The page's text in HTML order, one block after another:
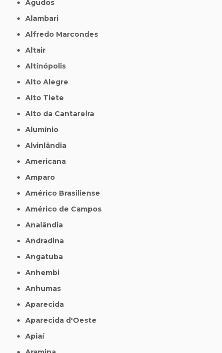
Agudos
Alambari
Alfredo Marcondes
Altair
Altinópolis
Alto Alegre
Alto Tiete
Alto da Cantareira
Alumínio
Alvinlândia
Americana
Amparo
Américo Brasiliense
Américo de Campos
Analândia
Andradina
Angatuba
Anhembi
Anhumas
Aparecida
Aparecida d'Oeste
Apiaí